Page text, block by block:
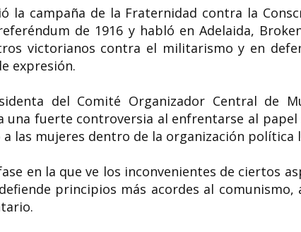
la campaña de la Fraternidad contra la
de 1916 y habló en Adelaida,
victorianos contra el militarismo y en
expresión.
del Comité Organizador Central de
una fuerte controversia al enfrentarse al papel
las mujeres dentro de la organización política
en la que ve los inconvenientes de ciertos
principios más acordes al comunismo,